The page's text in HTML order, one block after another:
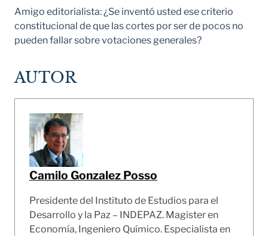
Amigo editorialista: ¿Se inventó usted ese criterio
constitucional de que las cortes por ser de pocos no
pueden fallar sobre votaciones generales?
AUTOR
Camilo Gonzalez Posso
Presidente del Instituto de Estudios para el
Desarrollo y la Paz – INDEPAZ. Magister en
Economía, Ingeniero Químico. Especialista en